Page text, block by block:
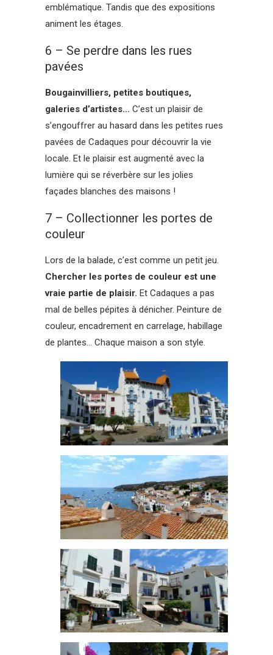
emblématique. Tandis que des expositions
animent les étages.
6 – Se perdre dans les rues
pavées
Bougainvilliers, petites boutiques,
galeries d’artistes… C’est un plaisir de
s’engouffrer au hasard dans les petites rues
pavées de Cadaques pour découvrir la vie
locale. Et le plaisir est augmenté avec la
lumière qui se réverbère sur les jolies
façades blanches des maisons !
7 – Collectionner les portes de
couleur
Lors de la balade, c’est comme un petit jeu.
Chercher les portes de couleur est une
vraie partie de plaisir. Et Cadaques a pas
mal de belles pépites à dénicher. Peinture de
couleur, encadrement en carrelage, habillage
de plantes… Chaque maison a son style.